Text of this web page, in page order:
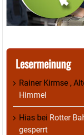
Lesermeinung
Rainer Kirmse ,
Himmel
Hias bei Rotter
gesperrt